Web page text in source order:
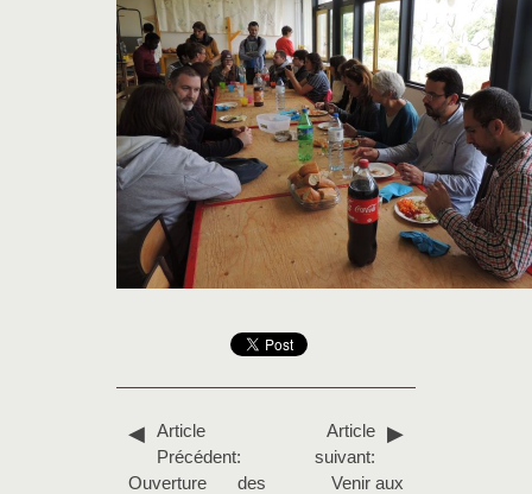
Article
Précédent:
Ouverture des
Article
suivant:
Venir aux